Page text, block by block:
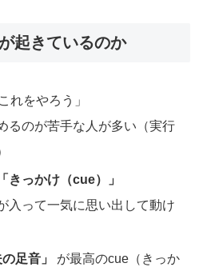
起きているのか
れをやろう」
るのが苦手な人が多い（実行
きっかけ（cue）」
入って一気に思い出して動け
の足音」
が最高のcue（きっか